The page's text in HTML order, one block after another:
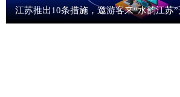
江苏推出10条措施，邀游客来“水韵江苏